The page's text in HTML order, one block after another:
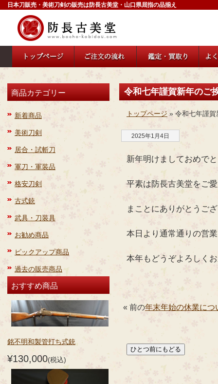
日本刀販売・美術刀剣の販売は防長古美堂・山口県屈指の品揃え
商品カテゴリー
新着商品
美術刀剣
居合・試斬刀
軍刀・軍装品
格安刀剣
古式銃
武具・刀装具
お勧め商品
ピックアップ商品
過去の販売商品
おすすめ商品
銘不明和製管打ち式銃
¥130,000(税込)
令和七年謹賀新年のご
トップページ » 令和七年謹
2025年1月4日
新年明けましておめで
平素は防長古美堂をご
まことにありがとうご
本日より通常通りの営
本年もどうぞよろしく
« 前の年末年始の休業につ